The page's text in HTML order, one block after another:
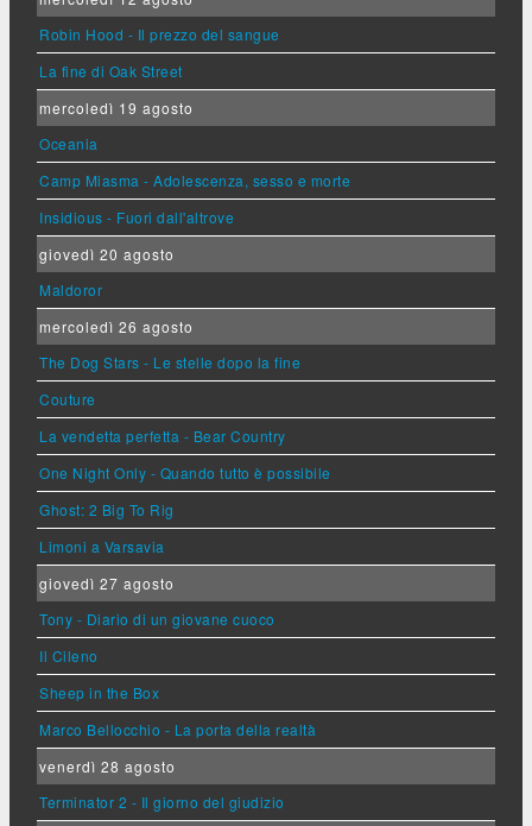
Robin Hood - Il prezzo del sangue
La fine di Oak Street
mercoledì 19 agosto
Oceania
Camp Miasma - Adolescenza, sesso e morte
Insidious - Fuori dall'altrove
giovedì 20 agosto
Maldoror
mercoledì 26 agosto
The Dog Stars - Le stelle dopo la fine
Couture
La vendetta perfetta - Bear Country
One Night Only - Quando tutto è possibile
Ghost: 2 Big To Rig
Limoni a Varsavia
giovedì 27 agosto
Tony - Diario di un giovane cuoco
Il Cileno
Sheep in the Box
Marco Bellocchio - La porta della realtà
venerdì 28 agosto
Terminator 2 - Il giorno del giudizio